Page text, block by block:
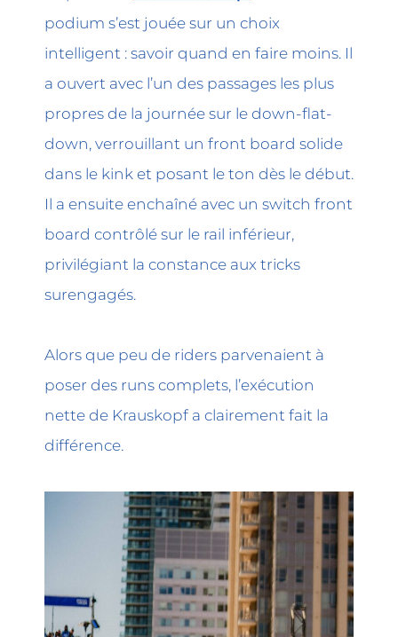
podium s’est jouée sur un choix
intelligent : savoir quand en faire moins. Il
a ouvert avec l’un des passages les plus
propres de la journée sur le down-flat-
down, verrouillant un front board solide
dans le kink et posant le ton dès le début.
Il a ensuite enchaîné avec un switch front
board contrôlé sur le rail inférieur,
privilégiant la constance aux tricks
surengagés.
Alors que peu de riders parvenaient à
poser des runs complets, l’exécution
nette de Krauskopf a clairement fait la
différence.